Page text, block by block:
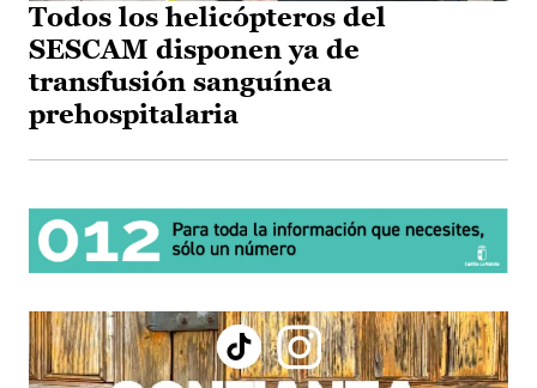
Todos los helicópteros del
SESCAM disponen ya de
transfusión sanguínea
prehospitalaria